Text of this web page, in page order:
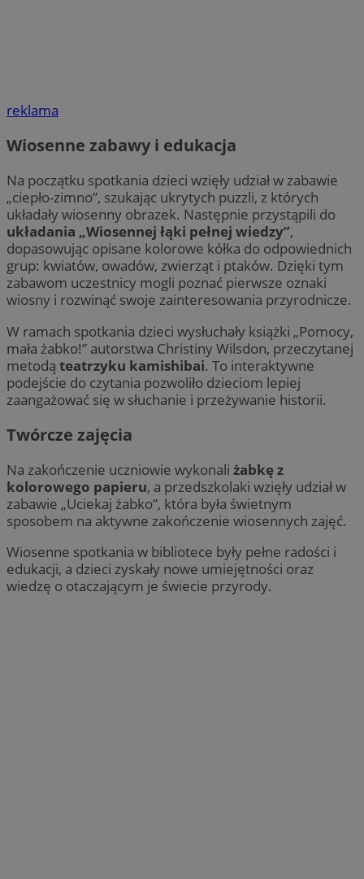
reklama
Wiosenne zabawy i edukacja
Na początku spotkania dzieci wzięły udział w zabawie
„ciepło-zimno”, szukając ukrytych puzzli, z których
układały wiosenny obrazek. Następnie przystąpili do
układania „Wiosennej łąki pełnej wiedzy”,
dopasowując opisane kolorowe kółka do odpowiednich
grup: kwiatów, owadów, zwierząt i ptaków. Dzięki tym
zabawom uczestnicy mogli poznać pierwsze oznaki
wiosny i rozwinąć swoje zainteresowania przyrodnicze.
W ramach spotkania dzieci wysłuchały książki „Pomocy,
mała żabko!” autorstwa Christiny Wilsdon, przeczytanej
metodą teatrzyku kamishibai. To interaktywne
podejście do czytania pozwoliło dzieciom lepiej
zaangażować się w słuchanie i przeżywanie historii.
Twórcze zajęcia
Na zakończenie uczniowie wykonali żabkę z
kolorowego papieru, a przedszkolaki wzięły udział w
zabawie „Uciekaj żabko”, która była świetnym
sposobem na aktywne zakończenie wiosennych zajęć.
Wiosenne spotkania w bibliotece były pełne radości i
edukacji, a dzieci zyskały nowe umiejętności oraz
wiedzę o otaczającym je świecie przyrody.